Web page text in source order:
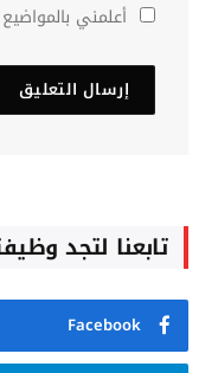
أعلمني
تابعنا لتجد
Facebook